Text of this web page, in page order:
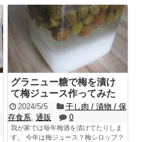
グラニュー糖で梅を漬け
て梅ジュース作ってみた
2024/5/5
干し肉 / 漬物 / 保
存食系 通販 0
我が家では毎年梅酒を漬けてたりしま
す。 今年は梅ジュース？梅シロップ？